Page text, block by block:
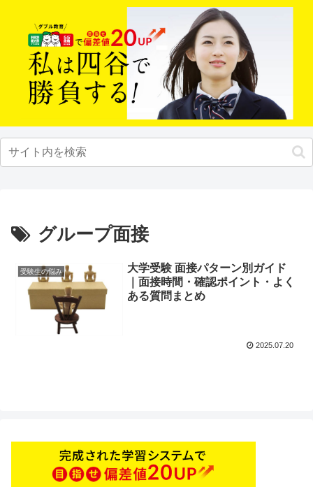
グループ面接
受験生の悩み
大学受験 面接パターン別ガイド
｜面接時間・確認ポイント・よく
ある質問まとめ
2025.07.20